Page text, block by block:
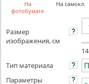
На
фотобумаге
На самокл.
Размер
изображения, см
14
Тип материала
Параметры